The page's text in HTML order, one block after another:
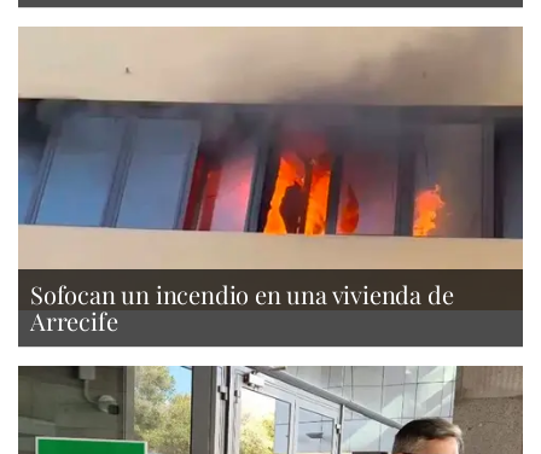
Sofocan un incendio en una vivienda de
Arrecife